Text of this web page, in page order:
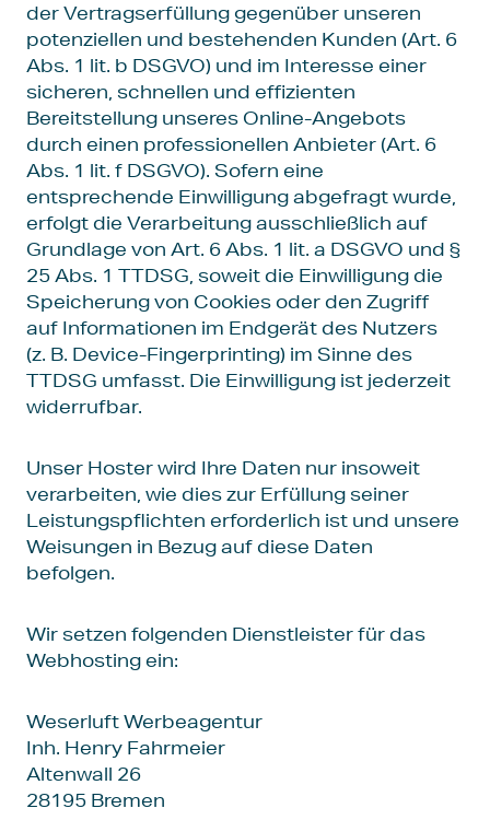
der Vertragserfüllung gegenüber unseren
potenziellen und bestehenden Kunden (Art. 6
Abs. 1 lit. b DSGVO) und im Interesse einer
sicheren, schnellen und effizienten
Bereitstellung unseres Online-Angebots
durch einen professionellen Anbieter (Art. 6
Abs. 1 lit. f DSGVO). Sofern eine
entsprechende Einwilligung abgefragt wurde,
erfolgt die Verarbeitung ausschließlich auf
Grundlage von Art. 6 Abs. 1 lit. a DSGVO und §
25 Abs. 1 TTDSG, soweit die Einwilligung die
Speicherung von Cookies oder den Zugriff
auf Informationen im Endgerät des Nutzers
(z. B. Device-Fingerprinting) im Sinne des
TTDSG umfasst. Die Einwilligung ist jederzeit
widerrufbar.
Unser Hoster wird Ihre Daten nur insoweit
verarbeiten, wie dies zur Erfüllung seiner
Leistungspflichten erforderlich ist und unsere
Weisungen in Bezug auf diese Daten
befolgen.
Wir setzen folgenden Dienstleister für das
Webhosting ein:
Weserluft Werbeagentur
Inh. Henry Fahrmeier
Altenwall 26
28195 Bremen